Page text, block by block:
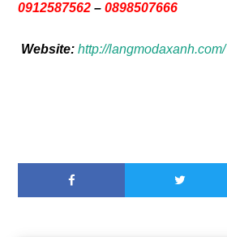
0912587562 –0898507666
Website:http://langmodaxanh.com/